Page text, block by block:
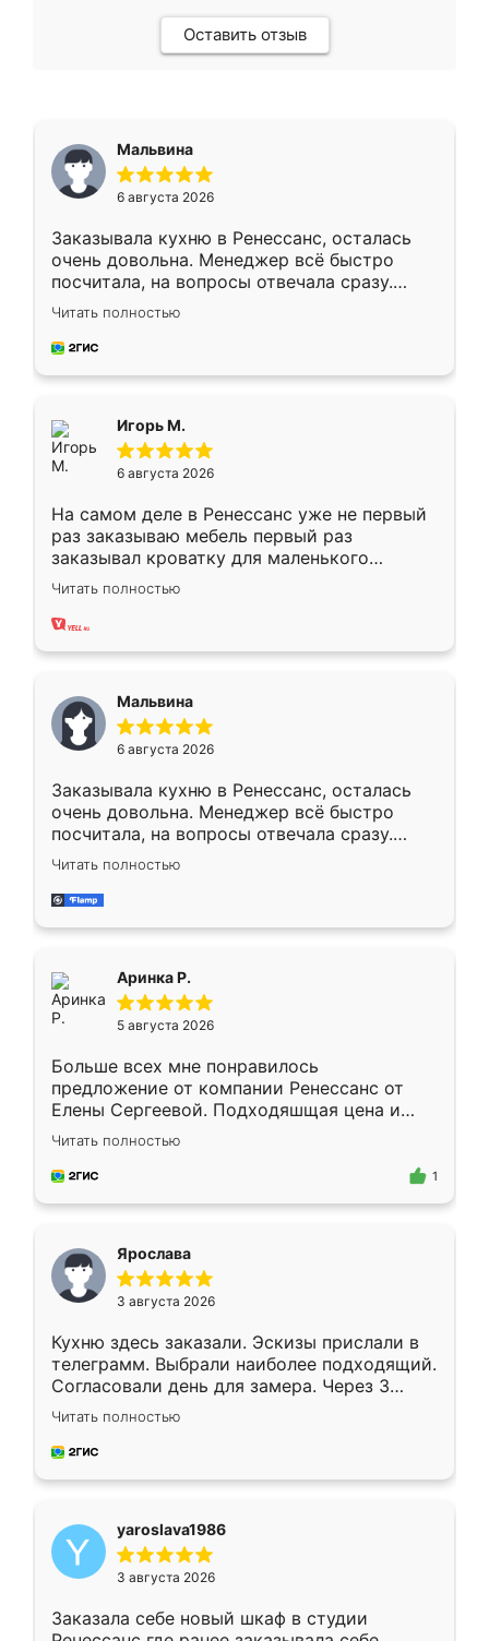
Оставить отзыв
Мальвина
6 августа 2026
Заказывала кухню в Ренессанс, осталась
очень довольна. Менеджер всё быстро
посчитала, на вопросы отвечала сразу.
Замерщик приехал в субботу, подошёл к
делу со всей ответственностью. Собрали
за день, ребята работали аккуратно, даже
Читать полностью
Игорь М.
6 августа 2026
На самом деле в Ренессанс уже не первый
раз заказываю мебель первый раз
заказывал кроватку для маленького
ребёнка при его рождении ,во второй раз
заказал шкаф-купе. По качеству очень
хорошее сборка достаточно быстрая,
меньше, здесь же он более разнообразный.
Мне нравится ,если что-то потребуется из
мебели буду заказывать только здесь.
Читать полностью
Мальвина
6 августа 2026
Заказывала кухню в Ренессанс, осталась
очень довольна. Менеджер всё быстро
посчитала, на вопросы отвечала сразу.
Замерщик приехал в субботу, подошёл к
делу со всей ответственностью. Собрали
за день, ребята работали аккуратно, даже
Читать полностью
Аринка Р.
5 августа 2026
Больше всех мне понравилось
предложение от компании Ренессанс от
Елены Сергеевой. Подходяшщая цена и
короткие сроки изготовления. Приехавший
для замера сотрудник Владислав
предложил по моему эскизу самый
Читать полностью
1
Ярослава
3 августа 2026
Кухню здесь заказали. Эскизы прислали в
телеграмм. Выбрали наиболее подходящий.
Согласовали день для замера. Через 3
недели кухня была уже готова. Остались
довольны работой. Спасибо Ренессанс
мебель за качественную работу!
Читать полностью
yaroslava1986
3 августа 2026
Заказала себе новый шкаф в студии